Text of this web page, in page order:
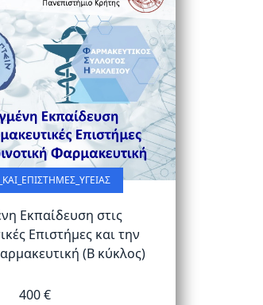
Εκπαίδευση στις
Επιστήμες και την
(Β κύκλος)
400 €